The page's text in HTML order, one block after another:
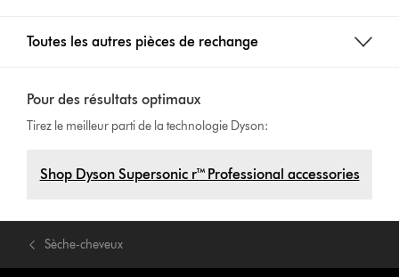
Toutes les autres pièces de rechange
Pour des résultats optimaux
Tirez le meilleur parti de la technologie Dyson:
Shop Dyson Supersonic r™ Professional accessories
Sèche-cheveux